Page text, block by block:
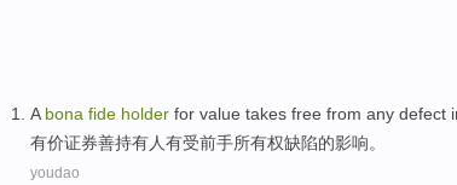
A bona fide holder for value takes free from any defect
有价证券善持有人有受前手所有权缺陷的影响。
youdao